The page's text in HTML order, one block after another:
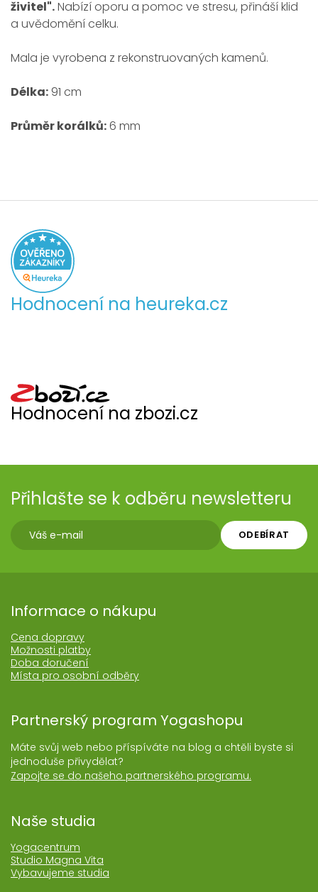
živitel".Nabízí oporu a pomoc ve stresu, přináší klid
a uvědomění celku.
Mala je vyrobena z rekonstruovaných kamenů.
Délka: 91 cm
Průměr korálků:6 mm
Hodnocení na heureka.cz
Hodnocení na zbozi.cz
Přihlašte se k odběru newsletteru
ODEBÍRAT
Informace o nákupu
Cena dopravy
Možnosti platby
Doba doručení
Místa pro osobní odběry
Partnerský program Yogashopu
Máte svůj web nebo příspíváte na blog a chtěli byste si
jednoduše přivydělat?
Zapojte se do našeho partnerského programu.
Naše studia
Yogacentrum
Studio Magna Vita
Vybavujeme studia